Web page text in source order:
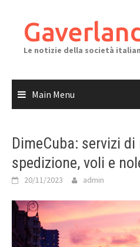
content
Le notizie della società
Main Menu
DimeCuba: servizi
spedizione, voli e
20/11/2023 admin